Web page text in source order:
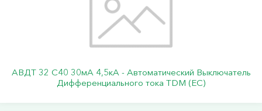
АВДТ 32 C40 30мА 4,5кА - Автоматический Выключатель
Дифференциального тока TDM (ЕС)